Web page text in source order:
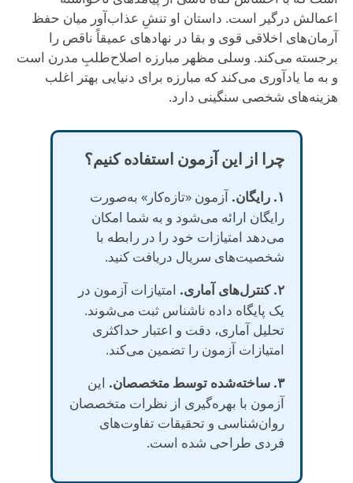
اعمالش درگیر است. داستان او تنشِ عذاب‌آور میان حفظ
آرمان‌های اخلاقی قوی و بقا در نهادهای عمیقاً ناقص را
برجسته می‌کند. وسلی مظهر مبارزه اصلاح‌طلبِ مدرن است
و به ما یادآوری می‌کند که مبارزه برای دنیایی بهتر اغلب
هزینه‌های شخصی سنگینی دارد.
چرا از این آزمون استفاده کنیم؟
۱. رایگان.
آزمون «تازه‌کار» به‌صورت
رایگان ارائه می‌شود و به شما امکان
می‌دهد امتیازات خود را در رابطه با
شخصیت‌های سریال دریافت کنید.
۲. کنترل‌های آماری.
امتیازات آزمون در
یک پایگاه داده ناشناس ثبت می‌شوند.
تحلیل آماری، دقت و اعتبار حداکثری
امتیازات آزمون را تضمین می‌کند.
۳. ساخته‌شده توسط متخصصان.
این
آزمون با بهره‌گیری از نظرات متخصصان
روان‌شناسی و تحقیقات تفاوت‌های
فردی طراحی شده است.